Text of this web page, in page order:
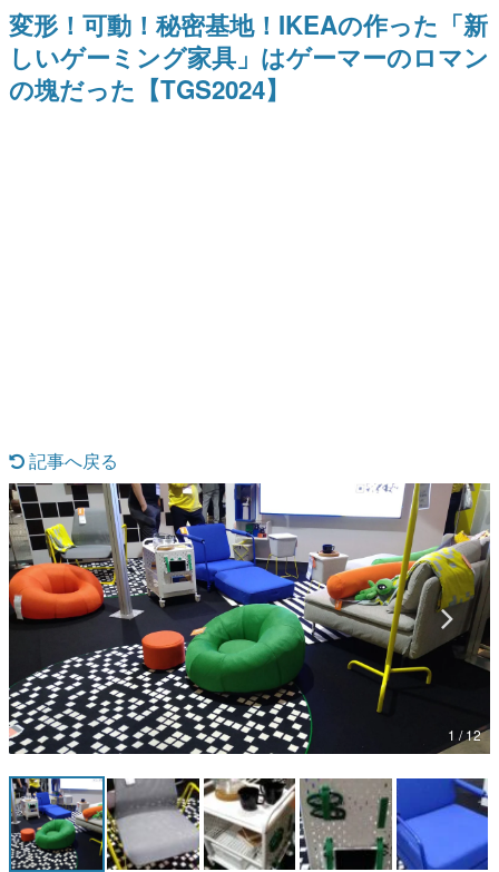
ゲームの企画書
名作ゲームクリエイターの方々に製作時のエピソードをお
聞きし、ヒットする企画（ゲーム）とは何か？を探ってい
きます。
『うつヌケ』『ペンと箸』等で知られるマンガ家・田中圭
一先生によるゲーム業界レポートマンガです。
なんでゲームは面白い？
ゲーム開発者・hamatsu氏がゲームの魅力を画面や操作の
具体的な形から解き明かしていく、硬派で骨太な評論連載
です。
ゲームが変えた日本語
「経験値」「裏技」「ラスボス」… ゲームにまつわる言葉
の起源や用法の変遷を、コンピューター文化史研究家・タ
イニーP氏が徹底調査。
カテゴリ
特集記事
マンガ
んらが登壇する舞台挨拶も実施
ョン」が8月下旬より発売
変形！可動！秘密基地！IKEAの作った「新
しいゲーミング家具」はゲーマーのロマン
の塊だった【TGS2024】
記事へ戻る
1 / 12